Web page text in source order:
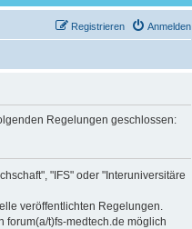
Anmelden
Registrieren
Regelungen geschlossen:
"IFS" oder "Interuniversitäre
veröffentlichten Regelungen.
forum(a/t)fs-medtech.de möglich